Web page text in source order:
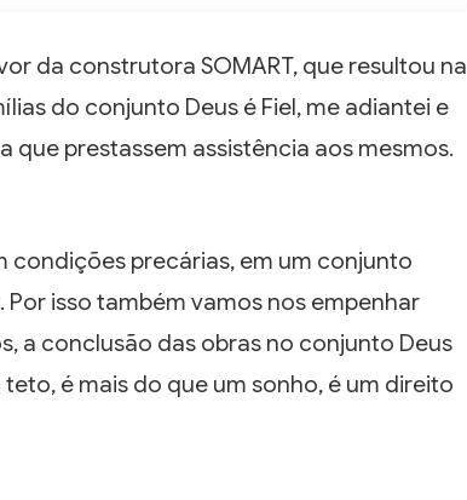
da construtora SOMART, que resultou na
do conjunto Deus é Fiel, me adiantei e
que prestassem assistência aos mesmos.
condições precárias, em um conjunto
isso também vamos nos empenhar
a conclusão das obras no conjunto Deus
teto, é mais do que um sonho, é um direito